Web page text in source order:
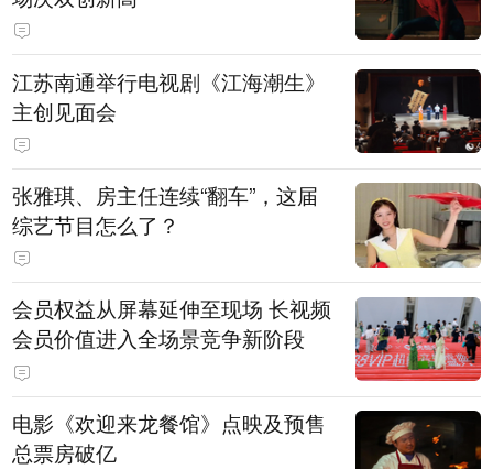
江苏南通举行电视剧《江海潮生》
主创见面会
张雅琪、房主任连续“翻车”，这届
综艺节目怎么了？
会员权益从屏幕延伸至现场 长视频
会员价值进入全场景竞争新阶段
电影《欢迎来龙餐馆》点映及预售
总票房破亿